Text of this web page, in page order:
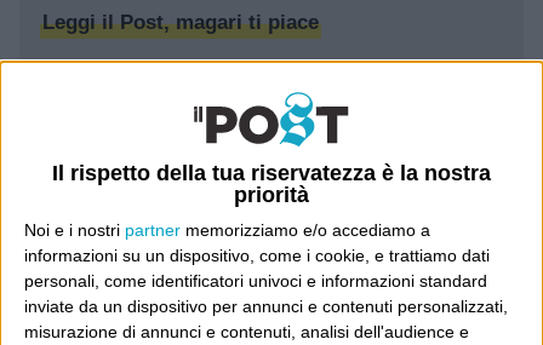
Il rispetto della tua riservatezza è la nostra
priorità
Noi e i nostri partner memorizziamo e/o accediamo a
informazioni su un dispositivo, come i cookie, e trattiamo dati
personali, come identificatori univoci e informazioni standard
inviate da un dispositivo per annunci e contenuti personalizzati,
misurazione di annunci e contenuti, analisi dell'audience e
Leggi il Post, magari ti piace
Wittgenstein
POST PRECEDENTE
Il mio regno per un biscotto
POST SUCCESSIVO
Prima agire, poi pensare